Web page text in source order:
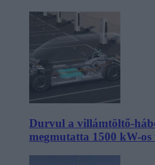
Durvul a villámtöltő-
megmutatta 1500 kW-os